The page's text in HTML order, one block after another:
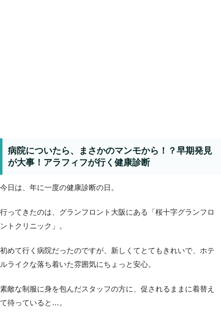
病院についたら、まさかのマンモから！？早期発見
が大事！アラフィフが行く健康診断
今日は、年に一度の健康診断の日。
行ってきたのは、グランフロント大阪にある「桜十字グランフロ
ントクリニック」。
初めて行く病院だったのですが、新しくてとてもきれいで、ホテ
ルライクな落ち着いた雰囲気にちょっと安心。
素敵な制服に身を包んだスタッフの方に、促されるままに着替え
て待っていると…。